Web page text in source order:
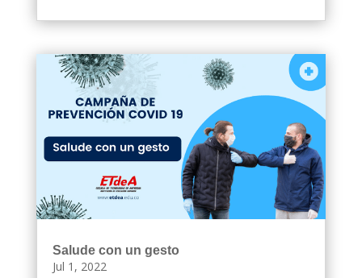
Salude con un gesto
Jul 1, 2022